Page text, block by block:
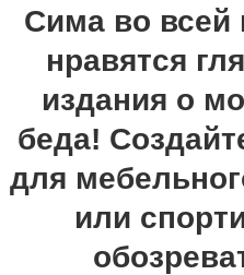
Сима во всей
нравятся
издания о
беда!
для
или